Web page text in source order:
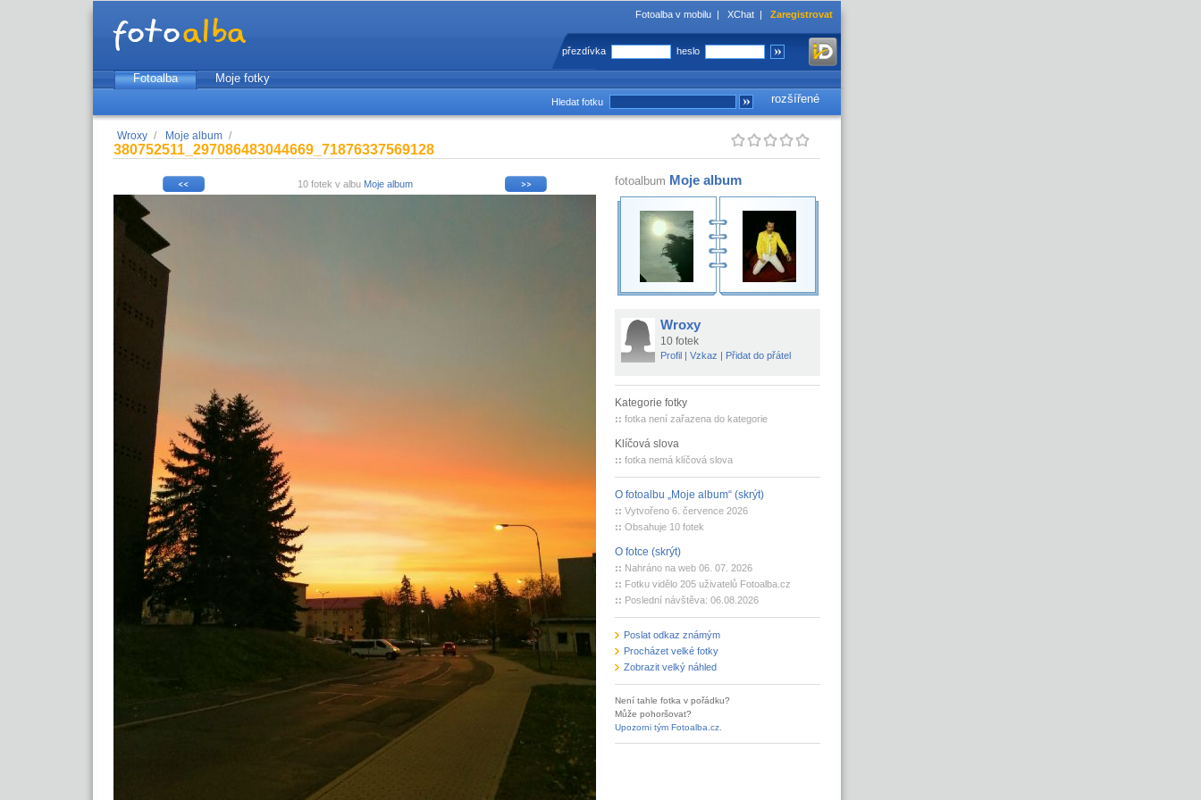
Fotoalba v mobilu | XChat | Zaregistrovat
přezdívka heslo
Fotoalba
Moje fotky
rozšířené
Hledat fotku
Wroxy / Moje album /
380752511_297086483044669_71876337569128
10 fotek v albu Moje album fotoalbum Moje album
Wroxy
10 fotek
Profil| Vzkaz | Přidat do přátel
Kategorie fotky
:: fotka není zařazena do kategorie
Klíčová slova
:: fotka nemá klíčová slova
O fotoalbu „Moje album“ (skrýt)
:: Vytvořeno 6. července 2026
:: Obsahuje 10 fotek
O fotce (skrýt)
:: Nahráno na web 06. 07. 2026
:: Fotku vidělo 205 uživatelů Fotoalba.cz
:: Poslední návštěva: 06.08.2026
Poslat odkaz známým
Procházet velké fotky
Zobrazit velký náhled
Není tahle fotka v pořádku?
Může pohoršovat?
Upozorni tým Fotoalba.cz